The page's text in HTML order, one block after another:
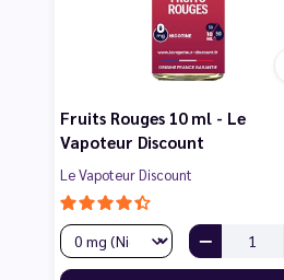
Fruits Rouges 10 ml - Le
Vapoteur Discount
Le Vapoteur Discount